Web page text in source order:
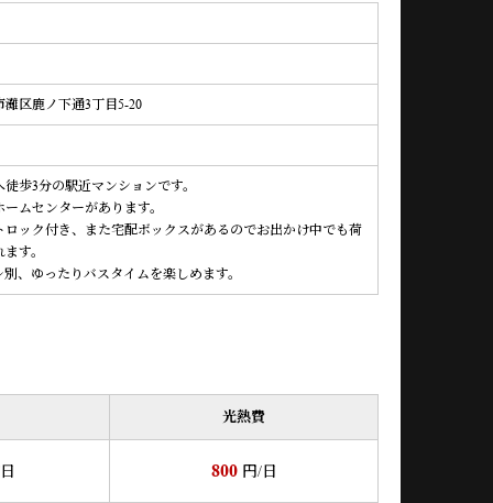
灘区鹿ノ下通3丁目5-20
徒歩3分の駅近マンションです。
ムセンターがあります。
ロック付き、また宅配ボックスがあるのでお出かけ中でも荷
す。
、ゆったりバスタイムを楽しめます。
光熱費
800 円/日